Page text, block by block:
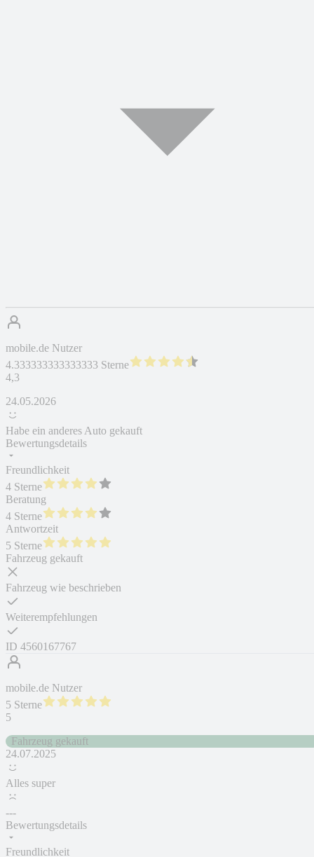
mobile.de Nutzer
4.333333333333333 Sterne
4,3
24.05.2026
Habe ein anderes Auto gekauft
Bewertungsdetails
Freundlichkeit
4 Sterne
Beratung
4 Sterne
Antwortzeit
5 Sterne
Fahrzeug gekauft
Fahrzeug wie beschrieben
Weiterempfehlungen
ID 4560167767
mobile.de Nutzer
5 Sterne
5
Fahrzeug gekauft
24.07.2025
Alles super
---
Bewertungsdetails
Freundlichkeit